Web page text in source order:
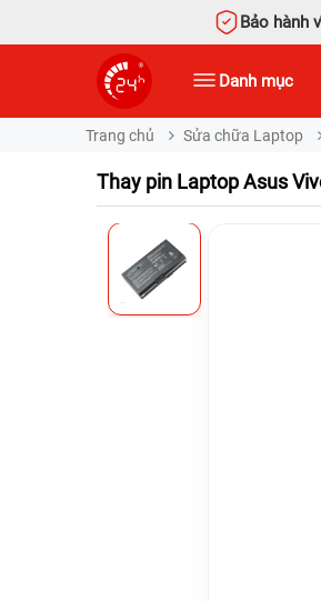
Bảo hành
Danh mục
Trang chủ Sửa chữa Laptop
Thay pin Laptop Asus